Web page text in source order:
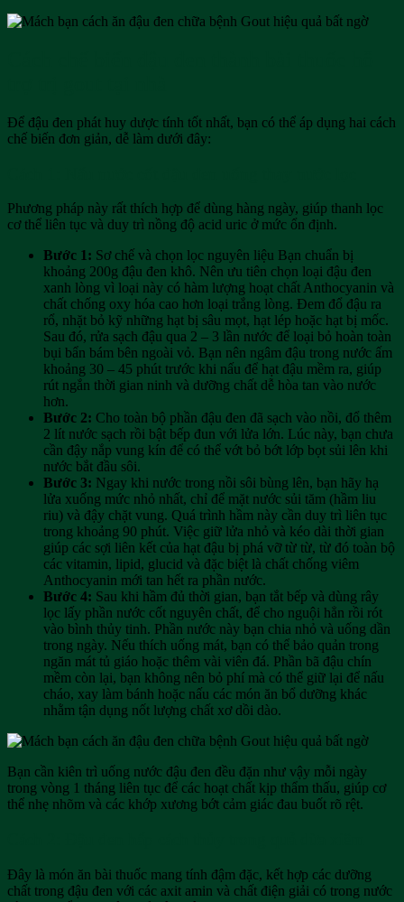
Để đậu đen phát huy dược tính tốt nhất, bạn có thể áp dụng hai cách
chế biến đơn giản, dễ làm dưới đây:
Phương pháp này rất thích hợp để dùng hàng ngày, giúp thanh lọc
cơ thể liên tục và duy trì nồng độ acid uric ở mức ổn định.
Bước 1: Sơ chế và chọn lọc nguyên liệu Bạn chuẩn bị
khoảng 200g đậu đen khô. Nên ưu tiên chọn loại đậu đen
xanh lòng vì loại này có hàm lượng hoạt chất Anthocyanin và
chất chống oxy hóa cao hơn loại trắng lòng. Đem đổ đậu ra
rổ, nhặt bỏ kỹ những hạt bị sâu mọt, hạt lép hoặc hạt bị mốc.
Sau đó, rửa sạch đậu qua 2 – 3 lần nước để loại bỏ hoàn toàn
bụi bẩn bám bên ngoài vỏ. Bạn nên ngâm đậu trong nước ấm
khoảng 30 – 45 phút trước khi nấu để hạt đậu mềm ra, giúp
rút ngắn thời gian ninh và dưỡng chất dễ hòa tan vào nước
hơn.
Bước 2: Cho toàn bộ phần đậu đen đã sạch vào nồi, đổ thêm
2 lít nước sạch rồi bật bếp đun với lửa lớn. Lúc này, bạn chưa
cần đậy nắp vung kín để có thể vớt bỏ bớt lớp bọt sủi lên khi
nước bắt đầu sôi.
Bước 3: Ngay khi nước trong nồi sôi bùng lên, bạn hãy hạ
lửa xuống mức nhỏ nhất, chỉ để mặt nước sủi tăm (hầm liu
riu) và đậy chặt vung. Quá trình hầm này cần duy trì liên tục
trong khoảng 90 phút. Việc giữ lửa nhỏ và kéo dài thời gian
giúp các sợi liên kết của hạt đậu bị phá vỡ từ từ, từ đó toàn bộ
các vitamin, lipid, glucid và đặc biệt là chất chống viêm
Anthocyanin mới tan hết ra phần nước.
Bước 4: Sau khi hầm đủ thời gian, bạn tắt bếp và dùng rây
lọc lấy phần nước cốt nguyên chất, để cho nguội hẳn rồi rót
vào bình thủy tinh. Phần nước này bạn chia nhỏ và uống dần
trong ngày. Nếu thích uống mát, bạn có thể bảo quản trong
ngăn mát tủ giáo hoặc thêm vài viên đá. Phần bã đậu chín
mềm còn lại, bạn không nên bỏ phí mà có thể giữ lại để nấu
cháo, xay làm bánh hoặc nấu các món ăn bổ dưỡng khác
nhằm tận dụng nốt lượng chất xơ dồi dào.
Bạn cần kiên trì uống nước đậu đen đều đặn như vậy mỗi ngày
trong vòng 1 tháng liên tục để các hoạt chất kịp thẩm thấu, giúp cơ
thể nhẹ nhõm và các khớp xương bớt cảm giác đau buốt rõ rệt.
Đây là món ăn bài thuốc mang tính đậm đặc, kết hợp các dưỡng
chất trong đậu đen với các axit amin và chất điện giải có trong nước